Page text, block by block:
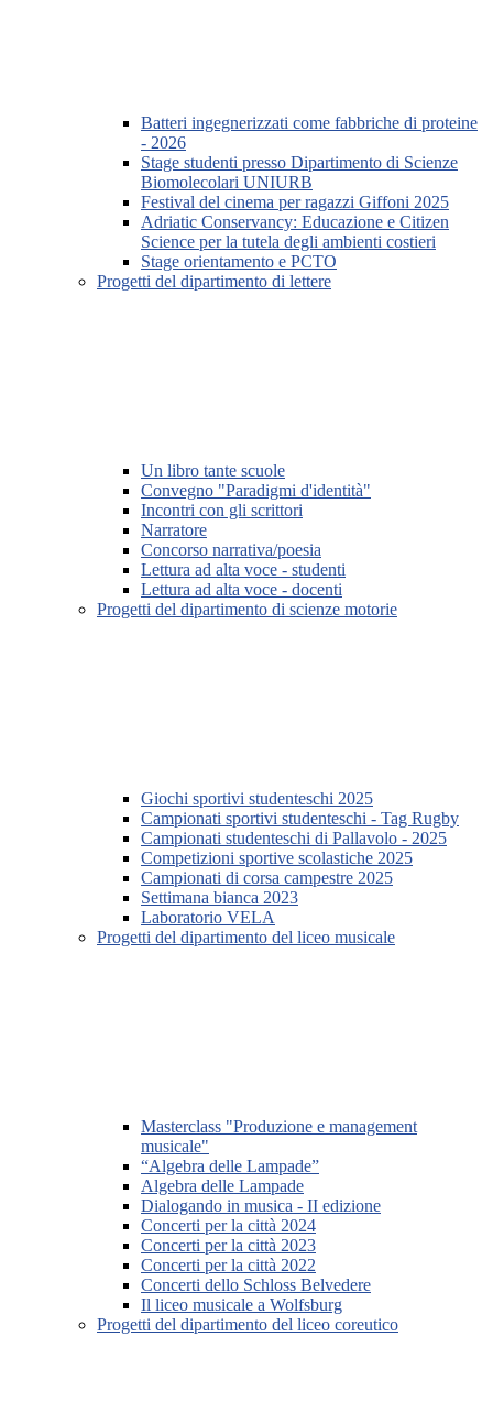
Batteri ingegnerizzati come fabbriche di proteine
- 2026
Stage studenti presso Dipartimento di Scienze
Biomolecolari UNIURB
Festival del cinema per ragazzi Giffoni 2025
Adriatic Conservancy: Educazione e Citizen
Science per la tutela degli ambienti costieri
Stage orientamento e PCTO
Progetti del dipartimento di lettere
Un libro tante scuole
Convegno "Paradigmi d'identità"
Incontri con gli scrittori
Narratore
Concorso narrativa/poesia
Lettura ad alta voce - studenti
Lettura ad alta voce - docenti
Progetti del dipartimento di scienze motorie
Giochi sportivi studenteschi 2025
Campionati sportivi studenteschi - Tag Rugby
Campionati studenteschi di Pallavolo - 2025
Competizioni sportive scolastiche 2025
Campionati di corsa campestre 2025
Settimana bianca 2023
Laboratorio VELA
Progetti del dipartimento del liceo musicale
Masterclass "Produzione e management
musicale"
“Algebra delle Lampade”
Algebra delle Lampade
Dialogando in musica - II edizione
Concerti per la città 2024
Concerti per la città 2023
Concerti per la città 2022
Concerti dello Schloss Belvedere
Il liceo musicale a Wolfsburg
Progetti del dipartimento del liceo coreutico